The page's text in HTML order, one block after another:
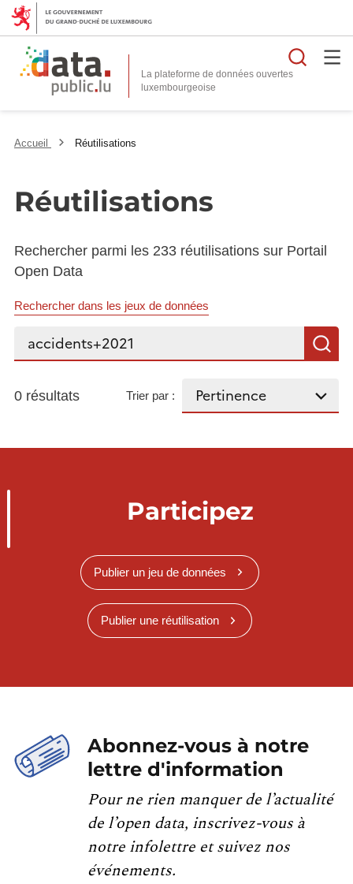
La plateforme de données ouvertes
Accueil Réutilisations
Réutilisations
Rechercher parmi les 233 réutilisations sur Portail
Open Data
Rechercher dans les jeux de données
Rechercher...
0 résultats Trier par :
Participez
Publier un jeu de données
Publier une réutilisation
Abonnez-vous à notre
lettre d'information
Pour ne rien manquer de l’actualité
de l’open data, inscrivez-vous à
notre infolettre et suivez nos
événements.